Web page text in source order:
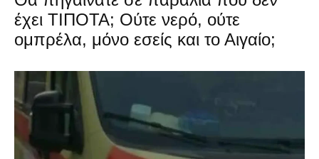
έχει ΤΙΠΟΤΑ; Ούτε νερό, ούτε
ομπρέλα, μόνο εσείς και το Αιγαίο;